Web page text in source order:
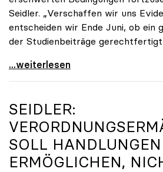
Seidler. „Verschaffen wir uns
entscheiden wir Ende Juni, ob ein
der Studienbeiträge gerechtfertigt
Seidler: „Erlass der
...weiterlesen
SEIDLER:
SOLL HANDLUNGEN
ERMÖGLICHEN,